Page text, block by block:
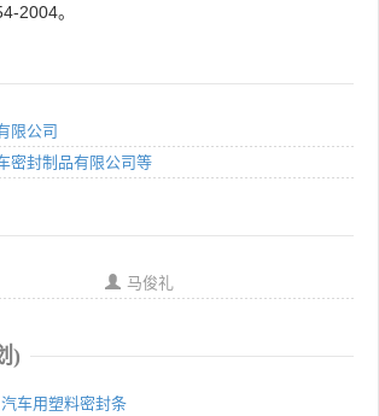
2004。
限公司
密封制品有限公司等
马俊礼
)
车用塑料密封条